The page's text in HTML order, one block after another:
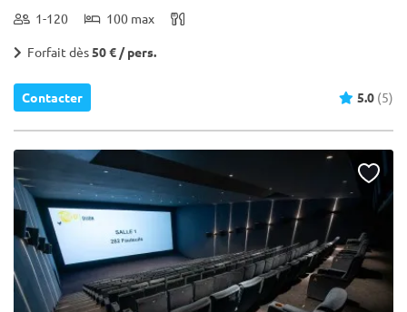
1-120 100 max
Forfait dès50 € / pers.
Contacter 5.0 (5)